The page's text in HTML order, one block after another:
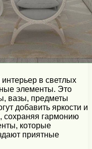
в светлых
элементы. Это
вазы, предметы
добавить яркости и
сохраняя гармонию
которые
приятные